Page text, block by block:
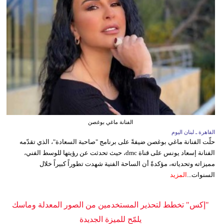
الفنانة ماغي بوغصن
القاهرة ـ لبنان اليوم
حلّت الفنانة ماغي بوغصن ضيفةً على برنامج "صاحبة السعادة"، الذي تقدّمه
الفنانة إسعاد يونس على قناة dmc، حيث تحدثت عن رؤيتها للوسط الفني،
مميزاته وتحدياته، مؤكدةً أن الساحة الفنية شهدت تطوراً كبيراً خلال
السنوات... المزيد
"إكس" تخطط لتحذير المستخدمين من الصور المعدلة وماسك
يلمّح للميزة الجديدة